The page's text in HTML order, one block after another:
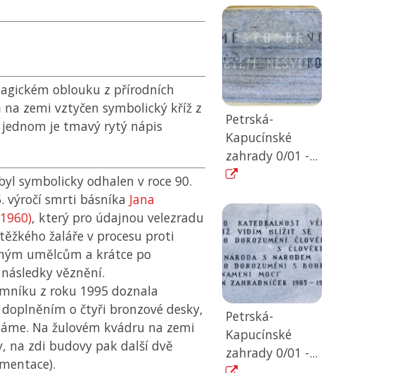
oblouku z přírodních
na zemi vztyčen symbolický kříž z
je tmavý rytý nápis
symbolicky odhalen v roce 90.
výročí smrti básníka Jana
, který pro údajnou velezradu
žaláře v procesu proti
umělcům a krátce po
věznění.
z roku 1995 doznala
o čtyři bronzové desky,
Na žulovém kvádru na zemi
na zdi budovy pak další dvě
Petrská-
Kapucínské
zahrady 0/01 -...
Petrská-
Kapucínské
zahrady 0/01 -...